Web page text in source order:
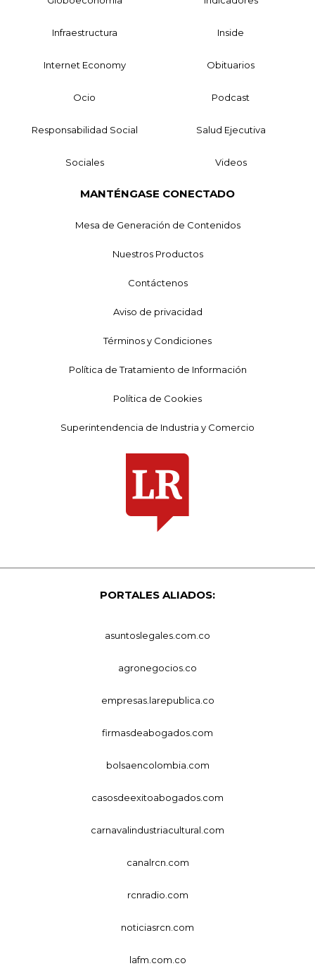
Infraestructura Inside
Internet Economy Obituarios
Ocio Podcast
Responsabilidad Social Salud Ejecutiva
Sociales Videos
MANTÉNGASE CONECTADO
Mesa de Generación de Contenidos
Nuestros Productos
Contáctenos
Aviso de privacidad
Términos y Condiciones
Política de Tratamiento de Información
Política de Cookies
Superintendencia de Industria y Comercio
PORTALES ALIADOS:
asuntoslegales.com.co
agronegocios.co
empresas.larepublica.co
firmasdeabogados.com
bolsaencolombia.com
casosdeexitoabogados.com
carnavalindustriacultural.com
canalrcn.com
rcnradio.com
noticiasrcn.com
lafm.com.co